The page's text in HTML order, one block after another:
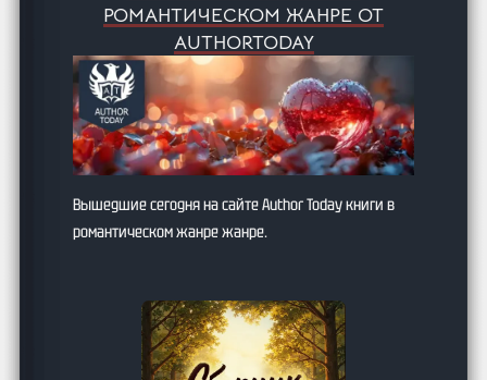
РОМАНТИЧЕСКОМ ЖАНРЕ ОТ
AUTHORTODAY
Вышедшие сегодня на сайте Author Today книги в
романтическом жанре жанре.